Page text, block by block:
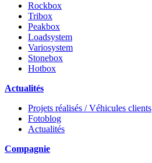
Rockbox
Tribox
Peakbox
Loadsystem
Variosystem
Stonebox
Hotbox
Actualités
Projets réalisés / Véhicules clients
Fotoblog
Actualités
Compagnie